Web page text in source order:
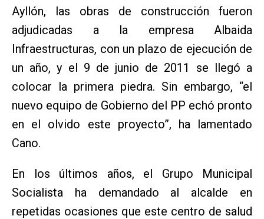
Ayllón, las obras de construcción fueron
adjudicadas a la empresa Albaida
Infraestructuras, con un plazo de ejecución de
un año, y el 9 de junio de 2011 se llegó a
colocar la primera piedra. Sin embargo, “el
nuevo equipo de Gobierno del PP echó pronto
en el olvido este proyecto”, ha lamentado
Cano.
En los últimos años, el Grupo Municipal
Socialista ha demandado al alcalde en
repetidas ocasiones que este centro de salud